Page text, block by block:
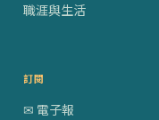
職涯與生活
訂閱
✉ 電子報